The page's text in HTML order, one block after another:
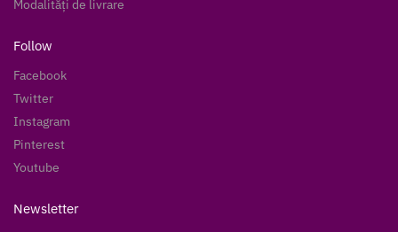
Modalități de livrare
Follow
Facebook
Twitter
Instagram
Pinterest
Youtube
Newsletter